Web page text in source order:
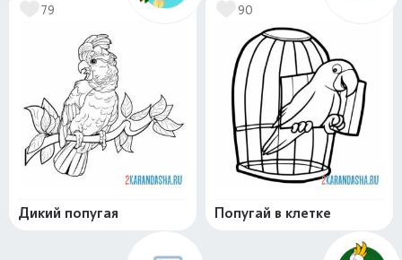
79
Дикий попугая
90
Попугай в клетке